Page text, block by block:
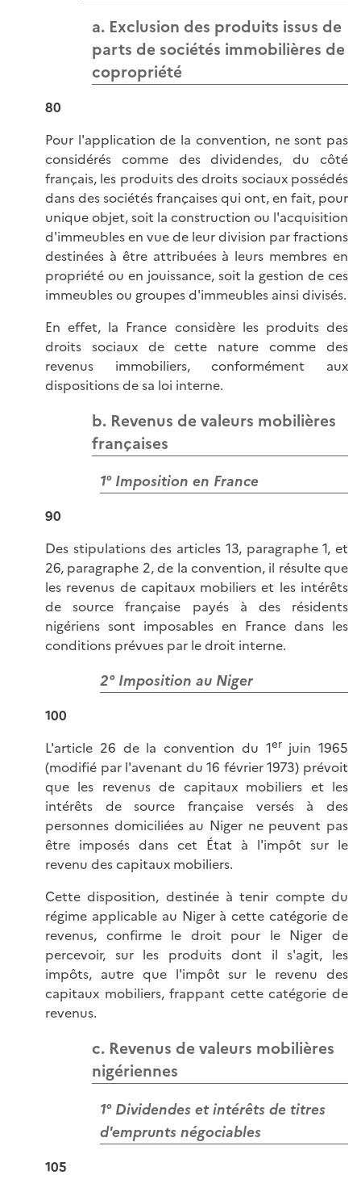
a. Exclusion des produits issus de
parts de sociétés immobilières de
copropriété
80
Pour l'application de la convention, ne sont pas
considérés comme des dividendes, du côté
français, les produits des droits sociaux possédés
dans des sociétés françaises qui ont, en fait, pour
unique objet, soit la construction ou l'acquisition
d'immeubles en vue de leur division par fractions
destinées à être attribuées à leurs membres en
propriété ou en jouissance, soit la gestion de ces
immeubles ou groupes d'immeubles ainsi divisés.
En effet, la France considère les produits des
droits sociaux de cette nature comme des
revenus immobiliers, conformément aux
dispositions de sa loi interne.
b. Revenus de valeurs mobilières
françaises
1° Imposition en France
90
Des stipulations des articles 13, paragraphe 1, et
26, paragraphe 2, de la convention, il résulte que
les revenus de capitaux mobiliers et les intérêts
de source française payés à des résidents
nigériens sont imposables en France dans les
conditions prévues par le droit interne.
2° Imposition au Niger
100
L'article 26 de la convention du 1erjuin 1965
(modifié par l'avenant du 16 février 1973) prévoit
que les revenus de capitaux mobiliers et les
intérêts de source française versés à des
personnes domiciliées au Niger ne peuvent pas
être imposés dans cet État à l'impôt sur le
revenu des capitaux mobiliers.
Cette disposition, destinée à tenir compte du
régime applicable au Niger à cette catégorie de
revenus, confirme le droit pour le Niger de
percevoir, sur les produits dont il s'agit, les
impôts, autre que l'impôt sur le revenu des
capitaux mobiliers, frappant cette catégorie de
revenus.
c. Revenus de valeurs mobilières
nigériennes
1° Dividendes et intérêts de titres
d'emprunts négociables
105